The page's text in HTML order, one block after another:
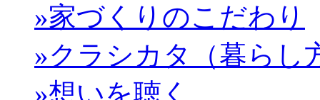
»家づくりのこだわり
»クラシカタ（暮らし
»想いを聴く